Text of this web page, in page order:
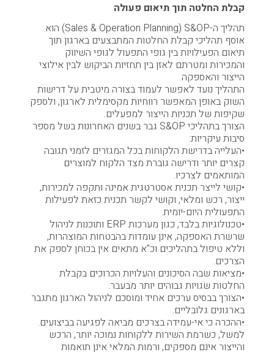
קבלת החלטה תוך תיאום פעולה
תהליך ה-Sales & Operation Planning) S&OP) הוא
אוסף תהליכי קבלת החלטות המתבצעים בארגון תוך
תיאום הפעילויות בין גופי התפעול לגופי השיווק
והמכירות ומטרתם לאזן בין תחזיות הביקוש לבין אילוצי
הייצור והאספקה.
התהליך נועד לאפשר לעמוד בצורה מיטבית על דרישות
השוק באופן המאפשר רווחיות מקסימלית לארגון, ולספק
שקיפות של תכניות הייצור למפעלים.
הצורך בתהליכי S&OP גבר בשנים האחרונות בשל מספר
סיבות עיקריות:
•העלייה בדרישת הלקוחות בכל המגזרים לזמני תגובה
קצרים יותר ודרישה גוברת מצד הלקוח למוצרים
המותאמים לצרכיו.
•קושי לייצר תכנית אסטרטגית אמינה ותקפה למכירות,
ייצור, רכש ומלאי, וקושי לקשר תכנית כזאת לפעילות
התפעולית היום-יומית.
•טכנולוגיות בלבד, כגון מערכות ERP ותוכנות לניהול
שרשרת האספקה, אינן עומדות בהבטחות המוצהרות,
וללא טיפול בתהליכים וכ"א מתאים אין בכוחן לספק את
הצרכים.
•מציאות שבה הסיכונים והעלויות הכרוכים בקבלת
החלטות שגויות גבוהים יותר מבעבר.
•הצורך בבסיס ערכים אחיד ומוסכם לניהול הארגון מתגבר
בארגונים גלובליים.
•ההכרה כי אי-עמידה בצרכים מביאה לפגיעה בביצועים.
למשל, כשרמת השירות ללקוחות נמוכה יותר, הרכש
והייצור אינם מספקים, ורמות המלאי אינן תואמות